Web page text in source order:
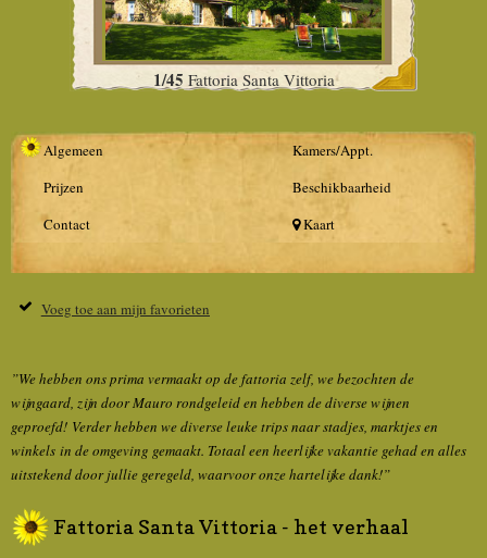
1/45 Fattoria Santa Vittoria
Algemeen
Kamers/Appt.
Prijzen
Beschikbaarheid
Contact
Kaart
Voeg toe aan mijn favorieten
”We hebben ons prima vermaakt op de fattoria zelf, we bezochten de
wijngaard, zijn door Mauro rondgeleid en hebben de diverse wijnen
geproefd! Verder hebben we diverse leuke trips naar stadjes, marktjes en
winkels in de omgeving gemaakt. Totaal een heerlijke vakantie gehad en alles
uitstekend door jullie geregeld, waarvoor onze hartelijke dank!”
Fattoria Santa Vittoria - het verhaal